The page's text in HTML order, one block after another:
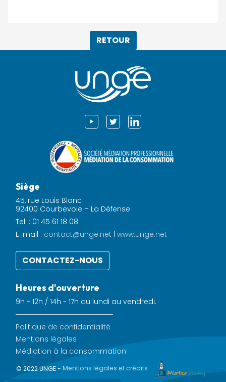
RETOUR
Siège
45, rue Louis Blanc
92400 Courbevoie – La Défense
Tel. : 01 45 61 18 08
E-mail : contact@unge.net | www.unge.net
CONTACTEZ-NOUS
Heures d'ouverture
9h - 12h / 14h - 17h du lundi au vendredi.
Politique de confidentialité
Mentions légales
Médiation à la consommation
© 2022 UNGE - Mentions légales et crédits